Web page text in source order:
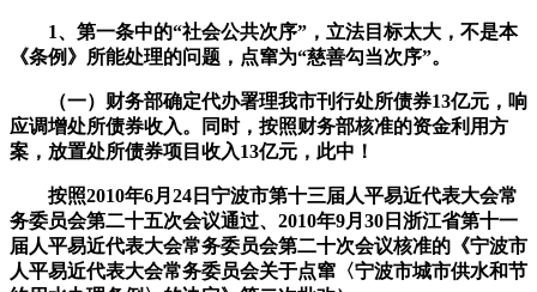
1、第一条中的“社会公共次序”，立法目标太大，不是本
《条例》所能处理的问题，点窜为“慈善勾当次序”。
（一）财务部确定代办署理我市刊行处所债券13亿元，响
应调增处所债券收入。同时，按照财务部核准的资金利用方
案，放置处所债券项目收入13亿元，此中！
按照2010年6月24日宁波市第十三届人平易近代表大会常
务委员会第二十五次会议通过、2010年9月30日浙江省第十一
届人平易近代表大会常务委员会第二十次会议核准的《宁波市
人平易近代表大会常务委员会关于点窜〈宁波市城市供水和节